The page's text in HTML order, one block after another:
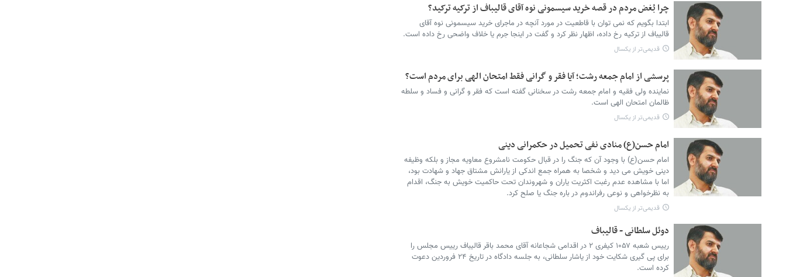
چرا بُغض مردم در قصه خرید سیسمونی نوه آقای قالیباف از ترکیه ترکید؟
ابتدا بگویم که نمی توان با قاطعیت در مورد آنچه در ماجرای خرید سیسمونی نوه آقای
قالیباف از ترکیه رخ داده، اظهار نظر کرد و گفت در اینجا جرم یا خلاف واضحی رخ داده است.
قدیمی‌تر از یکسال
پرسشی از امام جمعه رشت؛ آیا فقر و گرانی فقط امتحان الهی برای مردم است؟
نماینده ولی فقیه و امام جمعه رشت در سخنانی گفته است که فقر و گرانی و فساد و سلطه
ظالمان امتحان الهی است.
قدیمی‌تر از یکسال
امام حسن(ع) منادی نفی تحمیل در حکمرانی دینی
امام حسن(ع) با وجود آن که جنگ را در قبال حکومت نامشروع معاویه مجاز و بلکه وظیفه
دینی خویش می دید و شخصا به همراه جمع اندکی از یارانش مشتاق جهاد و شهادت بود،
اما با مشاهده عدم رغبت اکثریت یاران و شهروندان تحت حاکمیت خویش به جنگ، اقدام
به نظرخواهی و نوعی رفراندوم در باره جنگ یا صلح کرد.
قدیمی‌تر از یکسال
دوئل سلطانی - قالیباف
رییس شعبه ۱۰۵۷ کیفری ۲ در اقدامی شجاعانه آقای محمد باقر قالیباف رییس مجلس را
برای پی گیری شکایت خود از یاشار سلطانی، به جلسه دادگاه در تاریخ ۲۴ فروردین دعوت
کرده است.